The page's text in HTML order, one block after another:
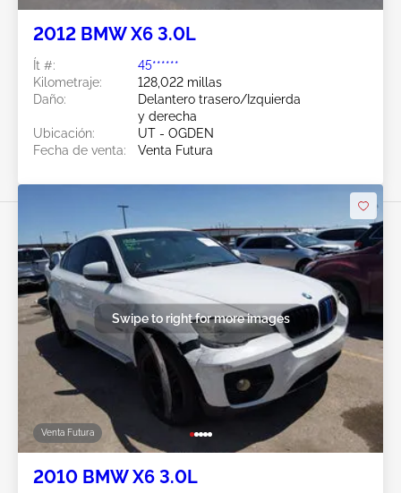
2012 BMW X6 3.0L
Ít #:
45******
Kilometraje:
128,022 millas
Daño:
Delantero trasero/Izquierda
y derecha
Ubicación:
UT - OGDEN
Fecha de venta:
Venta Futura
Venta Futura
Swipe to right for more images
2010 BMW X6 3.0L